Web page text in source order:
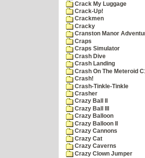
Crack My Luggage
Crack-Up!
Crackmen
Cracky
Cranston Manor
Craps
Craps Simulator
Crash Dive
Crash Landing
Crash On The Meteroid
Crash!
Crash-Tinkle-Tinkle
Crasher
Crazy Ball II
Crazy Ball III
Crazy Balloon
Crazy Balloon II
Crazy Cannons
Crazy Cat
Crazy Caverns
Crazy Clown Jumper